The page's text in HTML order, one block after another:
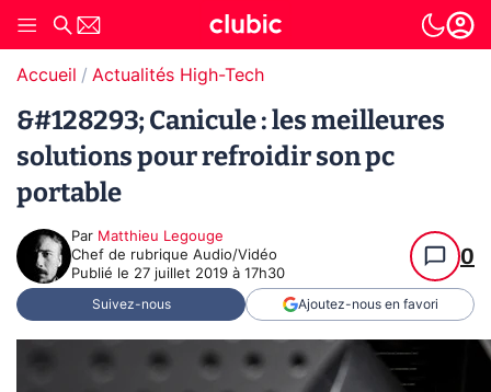
Accueil Actualités High-Tech
&#128293; Canicule : les meilleures
solutions pour refroidir son pc
portable
Par Matthieu Legouge
Chef de rubrique Audio/Vidéo
Publié le 27 juillet 2019 à 17h30
0
Suivez-nous Ajoutez-nous en favori